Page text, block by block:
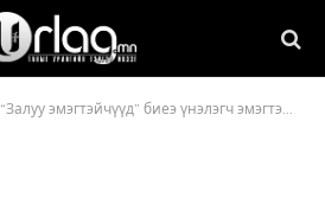
“Залуу эмэгтэйчүүд” биеэ үнэлэгч эмэгтэйчүүдийн бодит амьдралыг хөндөнө